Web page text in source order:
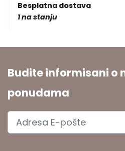
Besplatna dostava
1 na stanju
Budite informisani o
ponudama